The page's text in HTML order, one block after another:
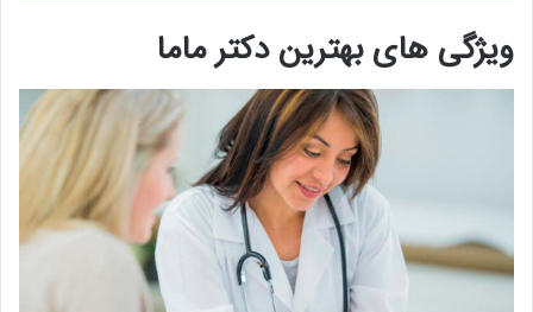
ویژگی های بهترین دکتر ماما